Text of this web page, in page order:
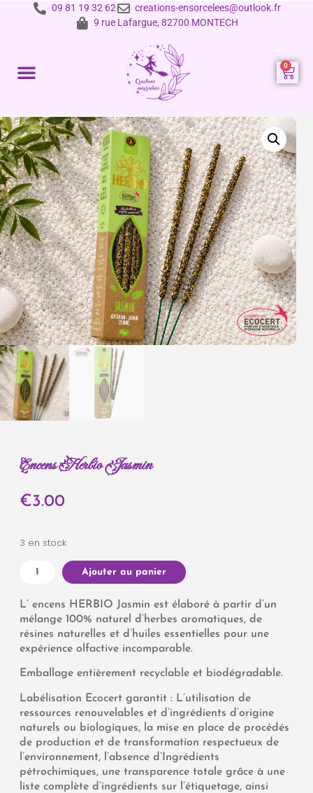
09 81 19 32 62
creations-ensorcelees@outlook.fr
9 rue Lafargue, 82700 MONTECH
Encens Herbio Jasmin
€3.00
3 en stock
Ajouter au panier
L’ encens HERBIO Jasmin est élaboré à partir d’un
mélange 100% naturel d’herbes aromatiques, de
résines naturelles et d’huiles essentielles pour une
expérience olfactive incomparable.
Emballage entièrement recyclable et biodégradable.
Labélisation Ecocert garantit : L’utilisation de
ressources renouvelables et d’ingrédients d’origine
naturels ou biologiques, la mise en place de procédés
de production et de transformation respectueux de
l’environnement, l’absence d’Ingrédients
pétrochimiques, une transparence totale grâce à une
liste complète d’ingrédients sur l’étiquetage, ainsi